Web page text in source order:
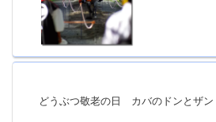
どうぶつ敬老の日 カバのドンとザン